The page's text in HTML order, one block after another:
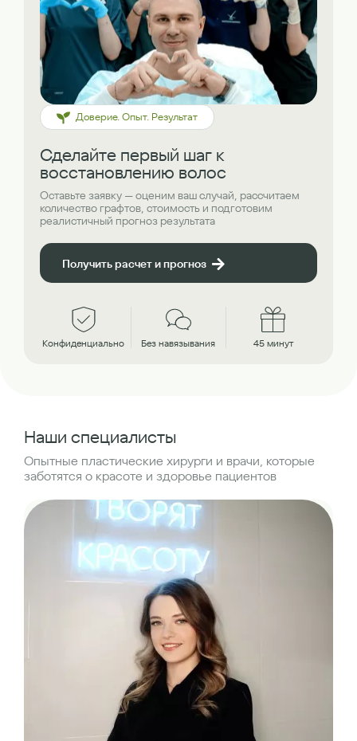
Доверие. Опыт. Результат
Сделайте первый шаг к
восстановлению волос
Оставьте заявку — оценим ваш случай, рассчитаем
количество графтов, стоимость и подготовим
реалистичный прогноз результата
Получить расчет и прогноз
Конфиденциально Без навязывания 45 минут
Наши специалисты
Опытные пластические хирурги и врачи, которые
заботятся о красоте и здоровье пациентов